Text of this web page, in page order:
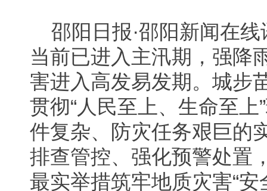
邵阳日报·邵阳新闻在
当前已进入主汛期，强降
害进入高发易发期。城步
贯彻“人民至上、生命至
件复杂、防灾任务艰巨的
排查管控、强化预警处置
最实举措筑牢地质灾害“